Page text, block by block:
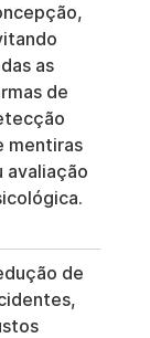
as
de
mentiras
avaliação
de